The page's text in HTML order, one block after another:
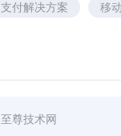
支付解决方案 移
至尊技术网